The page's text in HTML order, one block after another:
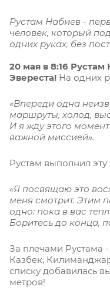
Рустам Набиев -
человек, который
одних руках, без
20 мая в 8:16
Эвереста! На одних
«Впереди одна
маршруты, холод,
И я жду этого
важной миссией».
Рустам выполнил
«Я посвящаю это
меня смотрит. Этим
одно: пока в вас
Боритесь до конца,
За плечами Рустама
Казбек,
списку добавилась
метров!